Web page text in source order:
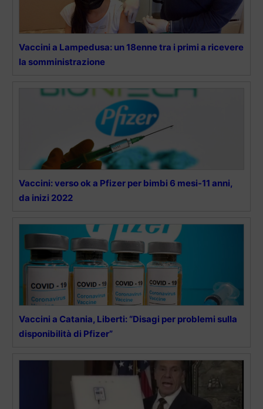
Vaccini a Lampedusa: un 18enne tra i primi a ricevere
la somministrazione
Vaccini: verso ok a Pfizer per bimbi 6 mesi-11 anni,
da inizi 2022
Vaccini a Catania, Liberti: “Disagi per problemi sulla
disponibilità di Pfizer”